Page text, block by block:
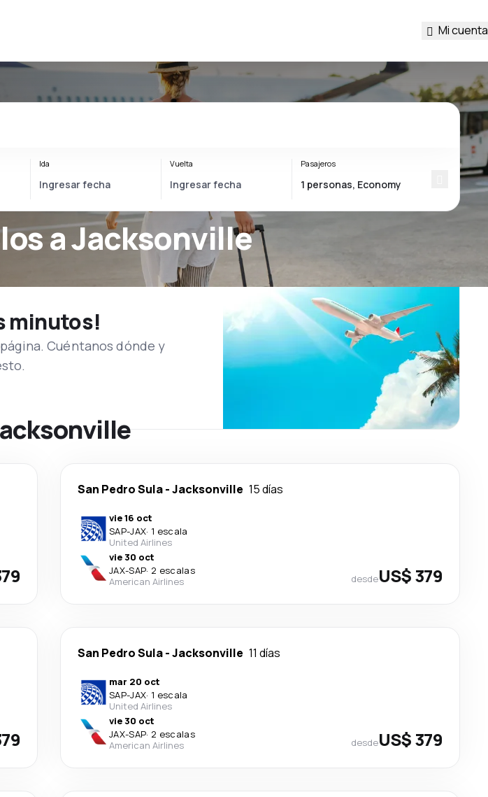
Mi cuenta
a Jacksonville
Ida Vuelta Pasajeros
minutos!
Cuéntanos dónde y
San Pedro Sula-Jacksonville 15 días
vie 16 oct
SAP-JAX· 1 escala
United Airlines
vie 30 oct
JAX-SAP· 2 escalas
American Airlines
desdeUS$ 379
San Pedro Sula-Jacksonville 11 días
mar 20 oct
SAP-JAX· 1 escala
United Airlines
vie 30 oct
JAX-SAP· 2 escalas
American Airlines
desdeUS$ 379